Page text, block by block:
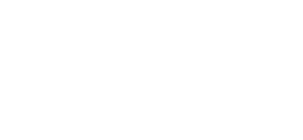
ゴールド ネックレス パール(真珠) ダイヤ 0.01 総重量約